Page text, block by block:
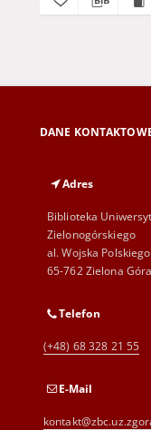
DANE
Adres
Biblioteka
Zielonogórskiego
al. Wojska
65-762 Zielona Góra
Telefon
(+48) 68 328 21 55
E-Mail